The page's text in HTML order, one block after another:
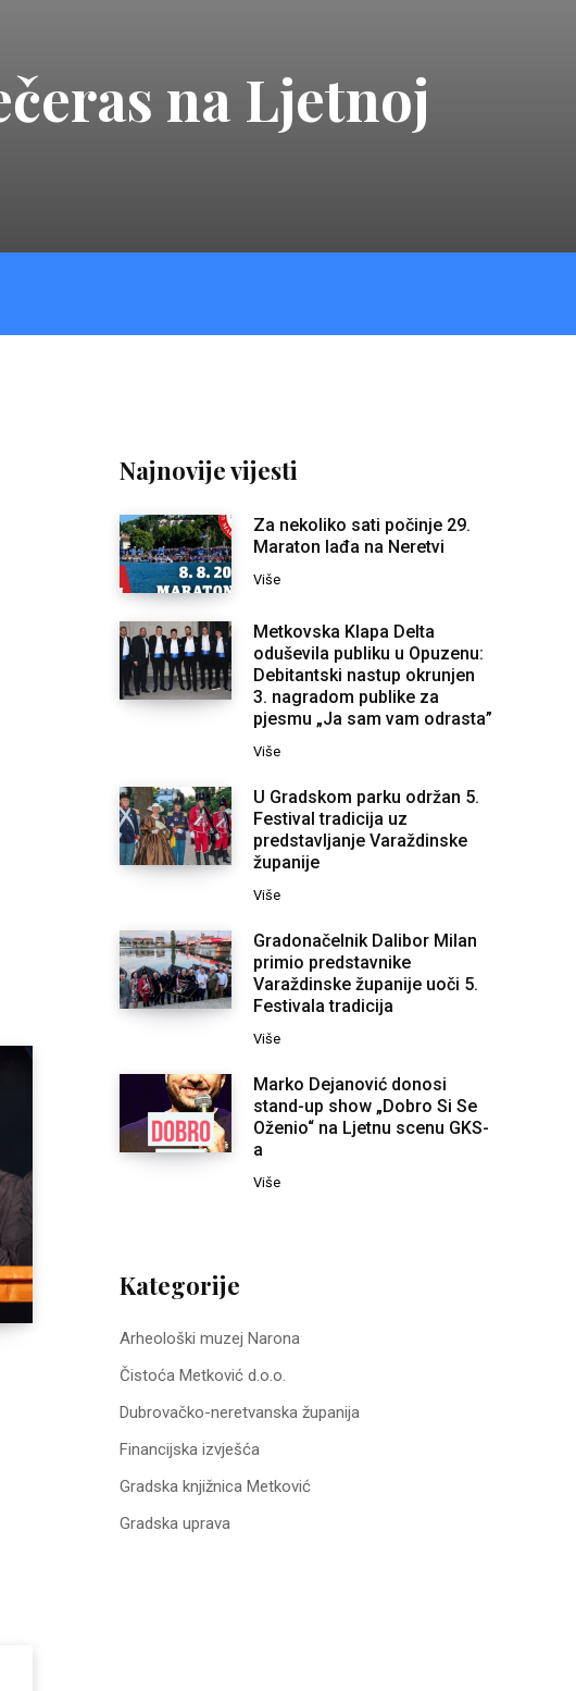
na Ljetnoj
Najnovije vijesti
Za nekoliko sati počinje 29.
Maraton lađa na Neretvi
Više
Metkovska Klapa Delta
oduševila publiku u Opuzenu:
Debitantski nastup okrunjen
3. nagradom publike za
pjesmu „Ja sam vam odrasta”
Više
U Gradskom parku održan 5.
Festival tradicija uz
predstavljanje Varaždinske
županije
Više
Gradonačelnik Dalibor Milan
primio predstavnike
Varaždinske županije uoči 5.
Festivala tradicija
Više
Marko Dejanović donosi
stand-up show „Dobro Si Se
Oženio“ na Ljetnu scenu GKS-
a
Više
Kategorije
Arheološki muzej Narona
Čistoća Metković d.o.o.
Dubrovačko-neretvanska županija
Financijska izvješća
Gradska knjižnica Metković
Gradska uprava